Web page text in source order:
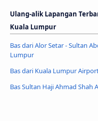
Ulang-alik Lapangan
Kuala Lumpur
Bas dari Alor Setar - Sultan
Lumpur
Bas dari Kuala Lumpur
Bas Sultan Haji Ahmad Shah